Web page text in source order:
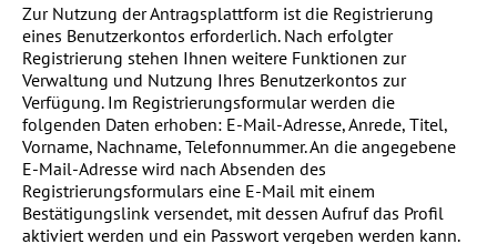
Zur Nutzung der Antragsplattform ist die Registrierung
eines Benutzerkontos erforderlich. Nach erfolgter
Registrierung stehen Ihnen weitere Funktionen zur
Verwaltung und Nutzung Ihres Benutzerkontos zur
Verfügung. Im Registrierungsformular werden die
folgenden Daten erhoben: E-Mail-Adresse, Anrede, Titel,
Vorname, Nachname, Telefonnummer. An die angegebene
E-Mail-Adresse wird nach Absenden des
Registrierungsformulars eine E-Mail mit einem
Bestätigungslink versendet, mit dessen Aufruf das Profil
aktiviert werden und ein Passwort vergeben werden kann.